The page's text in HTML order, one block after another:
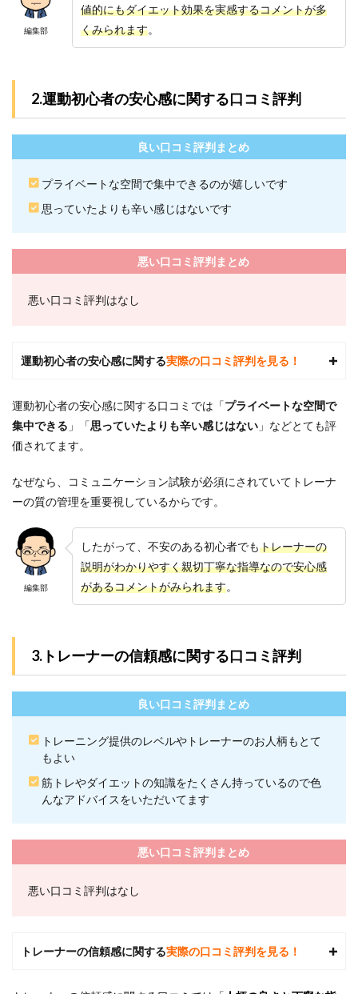
戸田
店近
くの
7
24/7
ワー
戸田
店の
よく
1.24/7
クア
らい
効果
を実
感で
きま
か？
7.2
ワー
クア
ウト
は週2
回の
で十
分で
しょ
う
3.24/7
ワー
クア
ウト
は返
ます
クア
編集部
値的にもダイエット効果を実感するコメントが多
くみられます。
2.運動初心者の安心感に関する口コミ評判
良い口コミ評判まとめ
プライベートな空間で集中できるのが嬉しいです
思っていたよりも辛い感じはないです
悪い口コミ評判まとめ
悪い口コミ評判はなし
運動初心者の安心感に関する実際の口コミ評判を見る！
運動初心者の安心感に関する口コミでは「プライベートな空間で
集中できる 」「思っていたよりも辛い感じはない 」などとても評
価されてます。
なぜなら、
コミュニケーション試験が必須にされていてトレーナ
ーの質の管理を重要視しているからです。
編集部
したがって、不安のある初心者でもトレーナーの
説明がわかりやすく親切丁寧な指導なので安心感
があるコメントがみられます。
3.トレーナーの信頼感に関する口コミ評判
良い口コミ評判まとめ
トレーニング提供のレベルやトレーナーのお人柄もとて
もよい
筋トレやダイエットの知識をたくさん持っているので色
んなアドバイスをいただいてます
悪い口コミ評判まとめ
悪い口コミ評判はなし
トレーナーの信頼感に関する実際の口コミ評判を見る！